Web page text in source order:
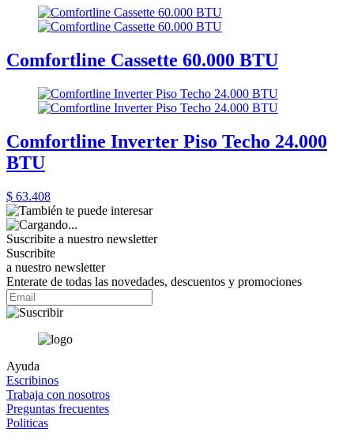
Comfortline Cassette 60.000 BTU
Comfortline Inverter Piso Techo 24.000
BTU
$ 63.408
Suscribite a nuestro newsletter
Suscribite
a nuestro newsletter
Enterate de todas las novedades, descuentos y promociones
Ayuda
Escribinos
Trabaja con nosotros
Preguntas frecuentes
Politicas